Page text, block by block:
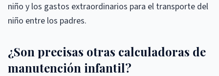
niño y los gastos extraordinarios para el transporte del
niño entre los padres.
¿Son precisas otras calculadoras de
manutención infantil?